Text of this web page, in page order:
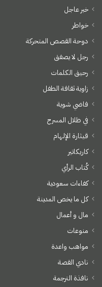
خبر عاجل
خواطر
دوحة القصص المتحركة
رجل لا يصفق
رحيق الكلمات
زاوية ثقافة الطفل
فاضي شوية
في ظلال المسرح
قيثارة الإلهام
كاريكاتير
كُتاب الرأي
كفاءات سعودية
كل ما يخص المدينة
مال و أعمال
منوعات
مواهب واعدة
نادي القصة
نافذة الترجمة